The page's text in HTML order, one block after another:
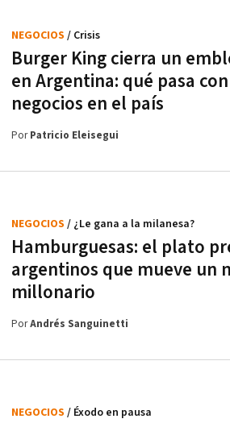
Burger King cierra un
en Argentina: qué pasa
negocios en el país
NEGOCIOS / Crisis
PorPatricio Eleisegui
Hamburguesas: el plato
argentinos que mueve un
millonario
NEGOCIOS / ¿Le gana a la milanesa?
PorAndrés Sanguinetti
NEGOCIOS / Éxodo en pausa